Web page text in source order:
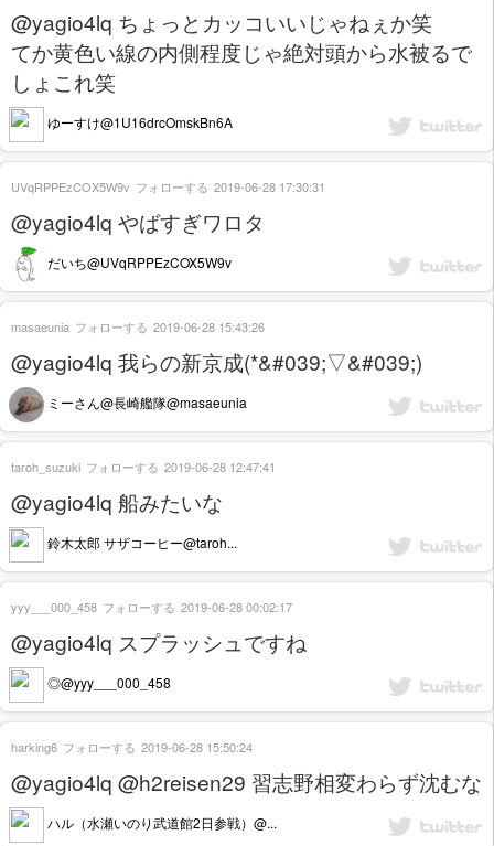
@yagio4lq ちょっとカッコいいじゃねぇか笑
てか黄色い線の内側程度じゃ絶対頭から水被るで
しょこれ笑
ゆーすけ@1U16drcOmskBn6A
@yagio4lq やばすぎワロタ
だいち@UVqRPPEzCOX5W9v
UVqRPPEzCOX5W9v フォローする 2019-06-28 17:30:31
@yagio4lq 我らの新京成(*&#039;▽&#039;)
ミーさん@長崎艦隊@masaeunia
masaeunia フォローする 2019-06-28 15:43:26
@yagio4lq 船みたいな
鈴木太郎 サザコーヒー@taroh...
taroh_suzuki フォローする 2019-06-28 12:47:41
@yagio4lq スプラッシュですね
◎@yyy___000_458
yyy___000_458 フォローする 2019-06-28 00:02:17
@yagio4lq @h2reisen29 習志野相変わらず沈むな
ハル（水瀬いのり武道館2日参戦）@...
harking6 フォローする 2019-06-28 15:50:24